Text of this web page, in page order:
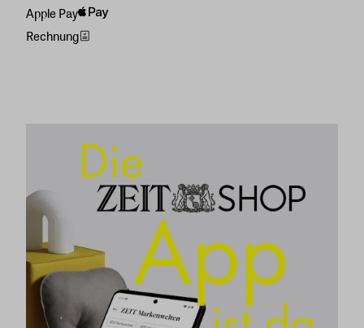
Apple Pay
Rechnung